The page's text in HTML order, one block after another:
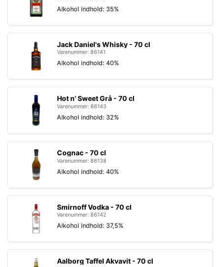
Alkohol indhold: 35%
Jack Daniel's Whisky - 70 cl
Varenummer: 86141
Alkohol indhold: 40%
Hot n' Sweet Grå - 70 cl
Varenummer: 86143
Alkohol indhold: 32%
Cognac - 70 cl
Varenummer: 86138
Alkohol indhold: 40%
Smirnoff Vodka - 70 cl
Varenummer: 86142
Alkohol indhold: 37,5%
Aalborg Taffel Akvavit - 70 cl